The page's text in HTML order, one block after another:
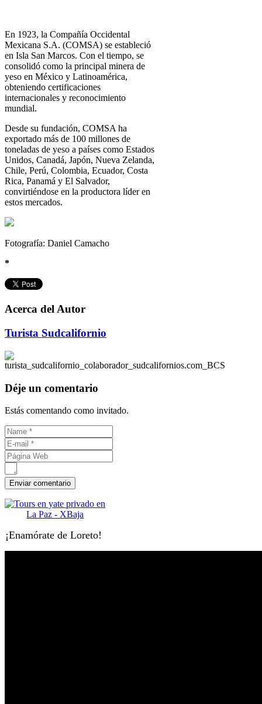
En 1923, la Compañía Occidental
Mexicana S.A. (COMSA) se estableció
en Isla San Marcos. Con el tiempo, se
consolidó como la principal minera de
yeso en México y Latinoamérica,
obteniendo certificaciones
internacionales y reconocimiento
mundial.
Desde su fundación, COMSA ha
exportado más de 100 millones de
toneladas de yeso a países como Estados
Unidos, Canadá, Japón, Nueva Zelanda,
Chile, Perú, Colombia, Ecuador, Costa
Rica, Panamá y El Salvador,
convirtiéndose en la productora líder en
estos mercados.
Fotografía: Daniel Camacho
*
Acerca del Autor
Turista Sudcalifornio
Déje un comentario
Estás comentando como invitado.
¡Enamórate de Loreto!